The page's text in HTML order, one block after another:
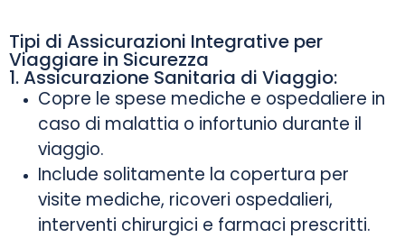
Tipi di Assicurazioni Integrative per
Viaggiare in Sicurezza
1. Assicurazione Sanitaria di Viaggio:
Copre le spese mediche e ospedaliere in
caso di malattia o infortunio durante il
viaggio.
Include solitamente la copertura per
visite mediche, ricoveri ospedalieri,
interventi chirurgici e farmaci prescritti.